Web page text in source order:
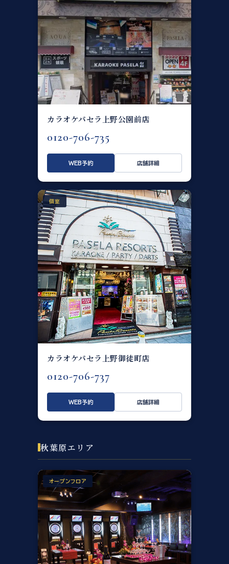
カラオケパセラ上野公園前店
0120-706-735
WEB予約 店舗詳細
個室
カラオケパセラ上野御徒町店
0120-706-737
WEB予約 店舗詳細
秋葉原エリア
オープンフロア